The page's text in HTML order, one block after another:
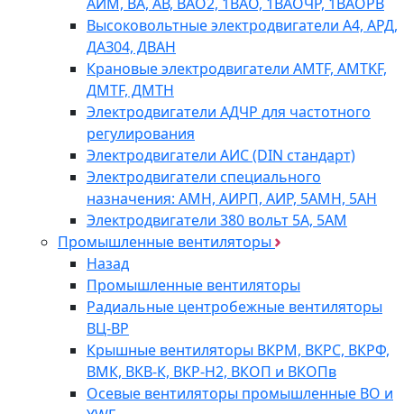
Высоковольтные электродвигатели A4, АРД,
ДАЗ04, ДВАН
Крановые электродвигатели AMTF, AMTKF,
ДMTF, ДМТН
Электродвигатели АДЧР для частотного
регулирования
Электродвигатели АИС (DIN стандарт)
Электродвигатели специального
назначения: АМН, АИРП, АИР, 5АМН, 5АН
Электродвигатели 380 вольт 5А, 5АМ
Промышленные вентиляторы
Назад
Промышленные вентиляторы
Радиальные центробежные вентиляторы
ВЦ-ВР
Крышные вентиляторы ВКРМ, ВКРС, ВКРФ,
ВМК, ВКВ-К, ВКР-Н2, ВКОП и ВКОПв
Осевые вентиляторы промышленные ВО и